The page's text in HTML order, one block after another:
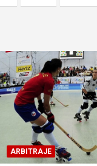
ARBITRAJE